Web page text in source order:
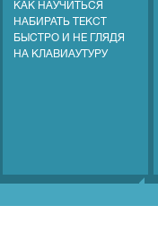
КАК НАУЧИТЬСЯ
НАБИРАТЬ ТЕКСТ
БЫСТРО И НЕ ГЛЯДЯ
НА КЛАВИАУТУРУ